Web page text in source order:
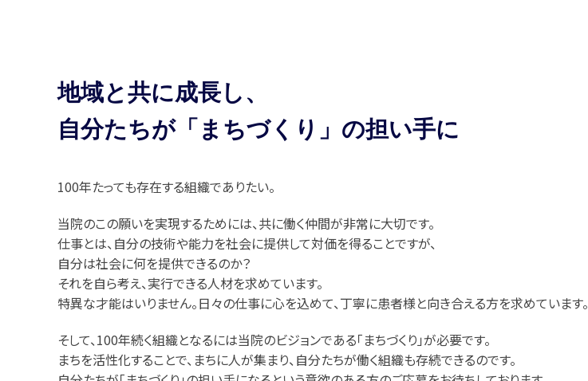
地域と共に成長し、
自分たちが「まちづくり」の担い手に
100年たっても存在する組織でありたい。
当院のこの願いを実現するためには、共に働く仲間が非常に大切です。
仕事とは、自分の技術や能力を社会に提供して対価を得ることですが、
自分は社会に何を提供できるのか？
それを自ら考え、実行できる人材を求めています。
特異な才能はいりません。日々の仕事に心を込めて、丁寧に患者様と向き合える方を求めています。
そして、100年続く組織となるには当院のビジョンである「まちづくり」が必要です。
まちを活性化することで、まちに人が集まり、自分たちが働く組織も存続できるのです。